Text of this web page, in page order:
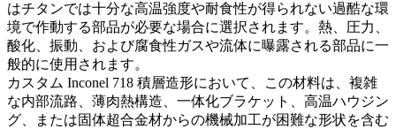
はチタンでは十分な高温強度や耐食性が得られない過酷な環
境で作動する部品が必要な場合に選択されます。熱、圧力、
酸化、振動、および腐食性ガスや流体に曝露される部品に一
般的に使用されます。
カスタム Inconel 718 積層造形において、この材料は、複雑
な内部流路、薄肉熱構造、一体化ブラケット、高温ハウジン
グ、または固体超合金材からの機械加工が困難な形状を含む